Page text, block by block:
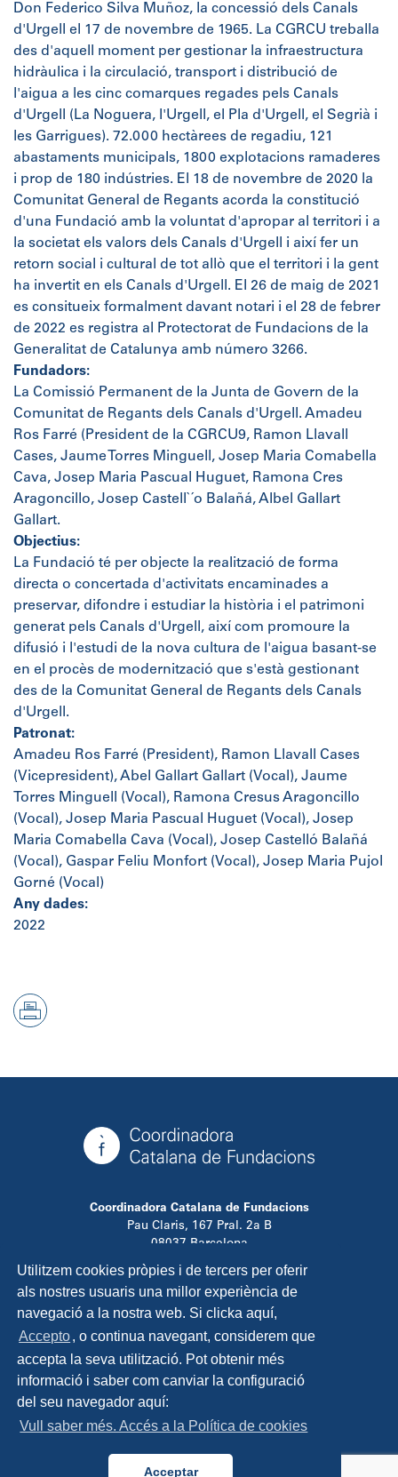
Utilitzem cookies pròpies i de tercers per oferir
als nostres usuaris una millor experiència de
navegació a la nostra web. Si clicka aquí,
Accepto, o continua navegant, considerem que
accepta la seva utilització. Pot obtenir més
informació i saber com canviar la configuració
del seu navegador aquí:
Vull saber més. Accés a la Política de cookies
Acceptar
Don Federico Silva Muñoz, la concessió dels Canals
d'Urgell el 17 de novembre de 1965. La CGRCU treballa
des d'aquell moment per gestionar la infraestructura
hidràulica i la circulació, transport i distribució de
l'aigua a les cinc comarques regades pels Canals
d'Urgell (La Noguera, l'Urgell, el Pla d'Urgell, el Segrià i
les Garrigues). 72.000 hectàrees de regadiu, 121
abastaments municipals, 1800 explotacions ramaderes
i prop de 180 indústries. El 18 de novembre de 2020 la
Comunitat General de Regants acorda la constitució
d'una Fundació amb la voluntat d'apropar al territori i a
la societat els valors dels Canals d'Urgell i així fer un
retorn social i cultural de tot allò que el territori i la gent
ha invertit en els Canals d'Urgell. El 26 de maig de 2021
es consitueix formalment davant notari i el 28 de febrer
de 2022 es registra al Protectorat de Fundacions de la
Generalitat de Catalunya amb número 3266.
Fundadors:
La Comissió Permanent de la Junta de Govern de la
Comunitat de Regants dels Canals d'Urgell. Amadeu
Ros Farré (President de la CGRCU9, Ramon Llavall
Cases, Jaume Torres Minguell, Josep Maria Comabella
Cava, Josep Maria Pascual Huguet, Ramona Cres
Aragoncillo, Josep Castell`´o Balañá, Albel Gallart
Gallart.
Objectius:
La Fundació té per objecte la realització de forma
directa o concertada d'activitats encaminades a
preservar, difondre i estudiar la història i el patrimoni
generat pels Canals d'Urgell, així com promoure la
difusió i l'estudi de la nova cultura de l'aigua basant-se
en el procès de modernització que s'està gestionant
des de la Comunitat General de Regants dels Canals
d'Urgell.
Patronat:
Amadeu Ros Farré (President), Ramon Llavall Cases
(Vicepresident), Abel Gallart Gallart (Vocal), Jaume
Torres Minguell (Vocal), Ramona Cresus Aragoncillo
(Vocal), Josep Maria Pascual Huguet (Vocal), Josep
Maria Comabella Cava (Vocal), Josep Castelló Balañá
(Vocal), Gaspar Feliu Monfort (Vocal), Josep Maria Pujol
Gorné (Vocal)
Any dades:
2022
Coordinadora Catalana de Fundacions
Pau Claris, 167 Pral. 2a B
08037 Barcelona
info@ccfundacions.cat
Contacta
Política de privadesa
Política de cookies
TipTop Learning